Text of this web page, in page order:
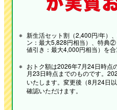
※ 新生活セット割（2,400円/年）
ン：最大5,828円相当）、特典
値引き：最大4,000円相当）を合
※ おトク額は2026年7月24日時点
月23日時点までのものです。
いたします。変更後（8月24日
確認いただけます。